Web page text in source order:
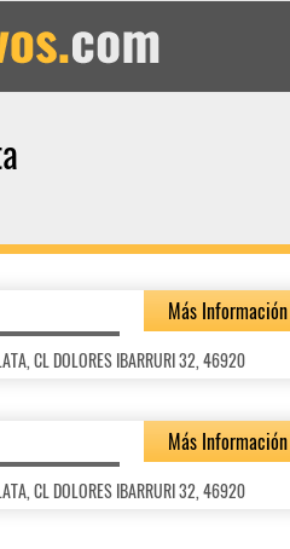
Más Información
CL DOLORES IBARRURI 32, 46920
Más Información
CL DOLORES IBARRURI 32, 46920